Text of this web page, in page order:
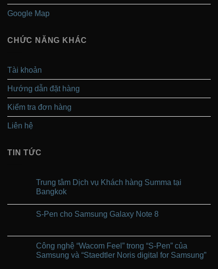
Google Map
CHỨC NĂNG KHÁC
Tài khoản
Hướng dẫn đặt hàng
Kiểm tra đơn hàng
Liên hệ
TIN TỨC
Trung tâm Dịch vụ Khách hàng Summa tại
Bangkok
bình
Dịch
vụ
Khách
S-Pen cho Samsung Galaxy Note 8
bình
luận
ở
S-
Công nghệ “Wacom Feel” trong “S-Pen” của
Samsung và “Staedtler Noris digital for Samsung”